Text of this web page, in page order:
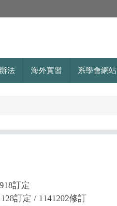
法 海外實習 系學會網站
訂定
定 / 1141202修訂